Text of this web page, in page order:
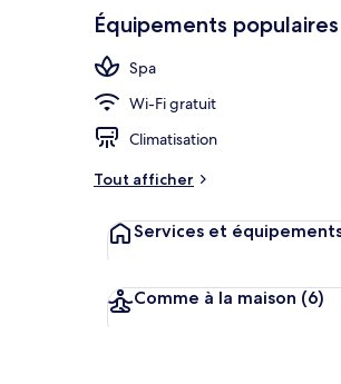
Équipements populaires
Spa
Wi-Fi gratuit
Climatisation
Tout afficher
Services et
Comme à la maison (6)